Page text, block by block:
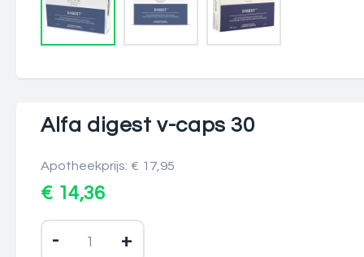
Alfa digest v-caps 30
Apotheekprijs: € 17,95
€ 14,36
- +